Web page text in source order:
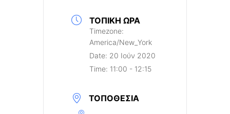
ΤΟΠΙΚΉ ΏΡΑ
Timezone:
America/New_York
Date: 20 Ιούν 2020
Time: 11:00 - 12:15
ΤΟΠΟΘΕΣΊΑ